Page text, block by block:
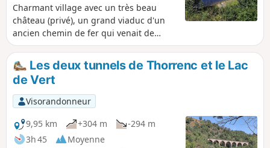
Charmant village avec un très beau
château (privé), un grand viaduc d'un
ancien chemin de fer qui venait de
Firminy et allait jusqu'à Saint-Rambert
d'Albon.Les deux tunnels de Thorrenc et le Lac
de Vert
Visorandonneur
9,95 km
+304 m
-294 m
3h 45
Moyenne